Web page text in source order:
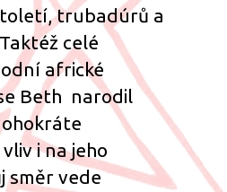
trubadúrů a
celé
africké
Beth narodil
i na jeho
směr vede